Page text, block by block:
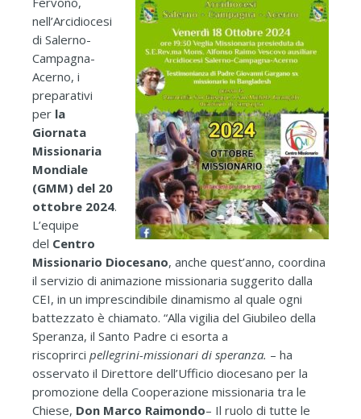
nell’Arcidiocesi
di Salerno-
Campagna-
Acerno, i
preparativi
per la
Giornata
Missionaria
Mondiale
(GMM) del 20
ottobre 2024.
L’equipe
del Centro
Missionario Diocesano, anche quest’anno, coordina
il servizio di animazione missionaria suggerito dalla
CEI, in un imprescindibile dinamismo al quale ogni
battezzato è chiamato. “Alla vigilia del Giubileo della
Speranza, il Santo Padre ci esorta a
riscoprirci pellegrini-missionari di speranza. – ha
osservato il Direttore dell’Ufficio diocesano per la
promozione della Cooperazione missionaria tra le
Chiese, Don Marco Raimondo– Il ruolo di tutte le